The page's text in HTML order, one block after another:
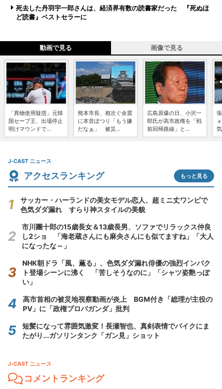
死去した丹羽宇一郎さんは、経済界有数の読書家だった 『死ぬほ
ど読書』ベストセラーに
動画で見る 画像で見る
「異物使用疑惑」元韓
国セーブ王、出場停止
明けマウンドで...
熊本市長、相次ぐ余震
に本音ぽつり「もう嫌
だなぁ」 被災...
広島原爆の日、小沢一
郎氏が高市政権を「戦
前回帰路線」と...
J-CAST ニュース
アクセスランキング もっと見る
サッカー・ハーランドの美女モデル恋人、超ミニ丈ワンピで
色気ダダ漏れ すらり神スタイルの美貌
市川團十郎の15歳長女＆13歳長男、ソファでリラックス仲良
し2ショ 「海老蔵さんにも麻央さんにも似てますね」「大人
になったな～」
NHK朝ドラ「風、薫る」、色気ダダ漏れ俳優の強烈インパク
ト登場シーンに沸く 「苦しそうなのに」「シャツ姿艶っぽ
い」
高市首相の被災地視察動画が炎上 BGM付き「総理が主役の
PV」に「政権プロパガンダ」批判
短髪になって雰囲気激変！長瀬智也、真剣表情でバイクにま
たがり...ガソリンタンク「ガン見」ショット
J-CAST ニュース
コメントランキング